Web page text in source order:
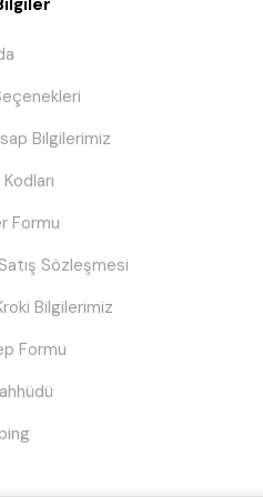
Bilgilerimiz
Formu
Sözleşmesi
Bilgilerimiz
Formu